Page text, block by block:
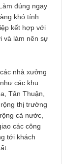
đúng ngay
khó tính
kết hợp với
và làm nên sự
nhà xưởng
các khu
Tân Thuận,
thị trường
cả nước,
các công
tới khách